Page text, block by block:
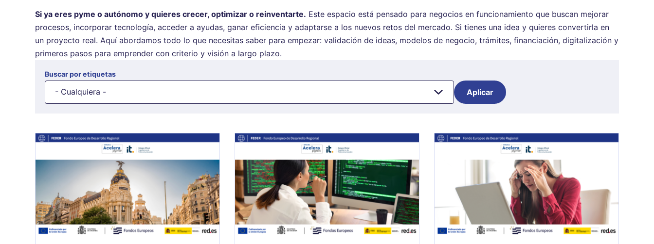
Si ya eres pyme o autónomo y quieres crecer, optimizar o reinventarte. Este espacio está pensado para negocios en funcionamiento que buscan mejorar
procesos, incorporar tecnología, acceder a ayudas, ganar eficiencia y adaptarse a los nuevos retos del mercado. Si tienes una idea y quieres convertirla en
un proyecto real. Aquí abordamos todo lo que necesitas saber para empezar: validación de ideas, modelos de negocio, trámites, financiación, digitalización y
primeros pasos para emprender con criterio y visión a largo plazo.
Buscar por etiquetas
- Cualquiera -